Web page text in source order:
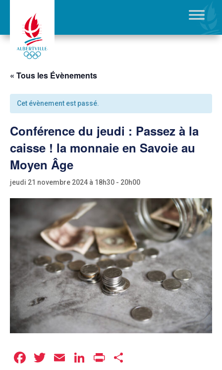
« Tous les Évènements
Cet évènement est passé.
Conférence du jeudi : Passez à la
caisse ! la monnaie en Savoie au
Moyen Âge
jeudi 21 novembre 2024 à 18h30 - 20h00
Facebook
Twitter
EmailLinkedIn
Print